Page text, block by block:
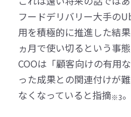
フードデリバリー大手の
用を積極的に推進した結
ヵ月で使い切るという事
COOは「顧客向けの有用
った成果との関連付けが
なくなっていると指摘※3。